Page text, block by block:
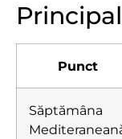
Punct
Săptămâna